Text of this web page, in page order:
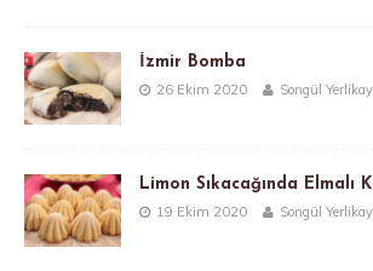
İzmir Bomba
26 Ekim 2020 Songül
Limon Sıkacağında Elmalı
19 Ekim 2020 Songül